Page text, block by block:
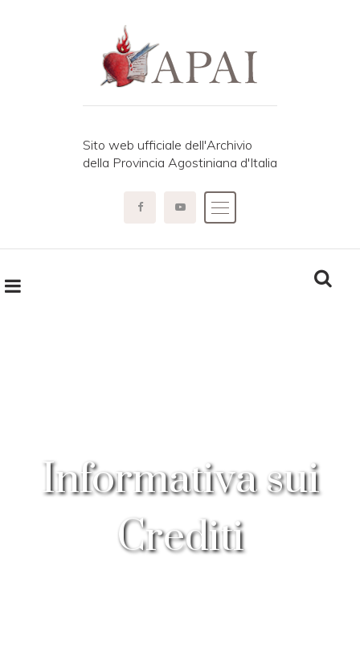
Sito web ufficiale dell'Archivio
della Provincia Agostiniana d'Italia
Informativa sui
Crediti